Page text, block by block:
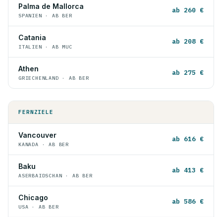
Palma de Mallorca
SPANIEN · AB BER
ab 260 €
Catania
ITALIEN · AB MUC
ab 208 €
Athen
GRIECHENLAND · AB BER
ab 275 €
FERNZIELE
Vancouver
KANADA · AB BER
ab 616 €
Baku
ASERBAIDSCHAN · AB BER
ab 413 €
Chicago
USA · AB BER
ab 586 €